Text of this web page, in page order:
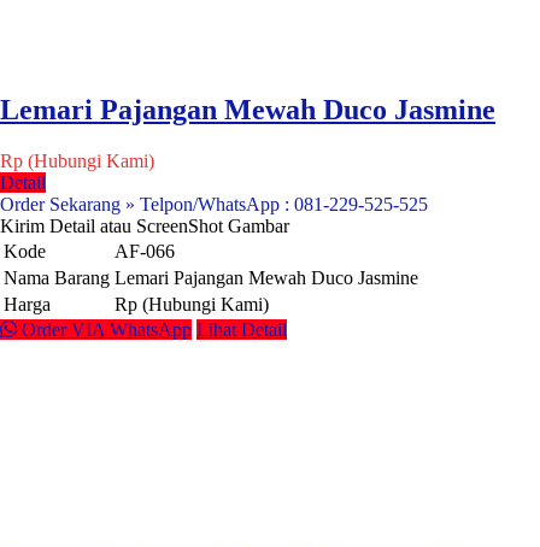
Lemari Pajangan Mewah Duco Jasmine
Rp (Hubungi Kami)
Detail
Order Sekarang » Telpon/WhatsApp : 081-229-525-525
Kirim Detail atau ScreenShot Gambar
Kode
AF-066
Nama Barang Lemari Pajangan Mewah Duco Jasmine
Harga
Rp (Hubungi Kami)
Order VIA WhatsApp Lihat Detail